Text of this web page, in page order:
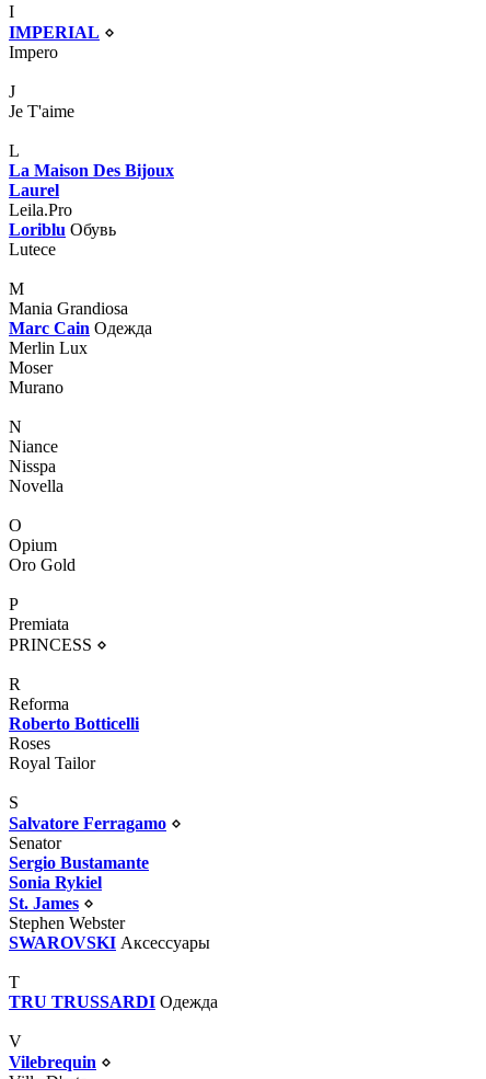
I
IMPERIAL ⋄
Impero
J
Je T'aime
L
La Maison Des Bijoux
Laurel
Leila.Pro
Loriblu Обувь
Lutece
M
Mania Grandiosa
Marc Cain Одежда
Merlin Lux
Moser
Murano
N
Niance
Nisspa
Novella
O
Opium
Oro Gold
P
Premiata
PRINCESS ⋄
R
Reforma
Roberto Botticelli
Roses
Royal Tailor
S
Salvatore Ferragamo ⋄
Senator
Sergio Bustamante
Sonia Rykiel
St. James ⋄
Stephen Webster
SWAROVSKI Аксессуары
T
TRU TRUSSARDI Одежда
V
Vilebrequin ⋄